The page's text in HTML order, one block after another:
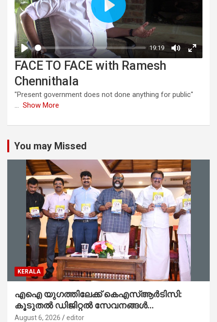
FACE TO FACE with Ramesh
Chennithala
"Present government does not done anything for public"
... Show More
You may Missed
KERALA
എഐ യുഗത്തിലേക്ക് കെഎസ്ആർടിസി:
കൂടുതൽ ഡിജിറ്റൽ സേവനങ്ങൾ
ജനങ്ങളിലേക്കെത്തിക്കും – മന്ത്രി സി പി
August 6, 2026 editor